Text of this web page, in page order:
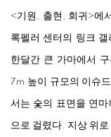
<기원, 출현, 회귀 >에
록펠러 센터의 링크
한달간 큰 가마에서
7m 높이 규모의 이슈
서는 숯의 표면을 연
으로 걸렸다. 지상 위